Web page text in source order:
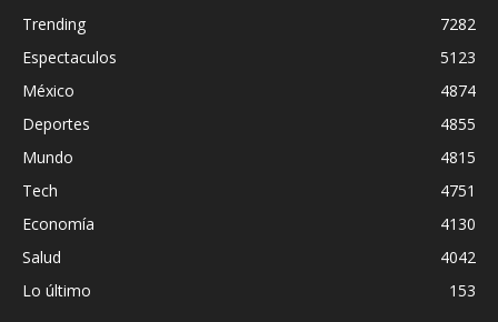
Trending
7282
Espectaculos
5123
México
4874
Deportes
4855
Mundo
4815
Tech
4751
Economía
4130
Salud
4042
Lo último
153